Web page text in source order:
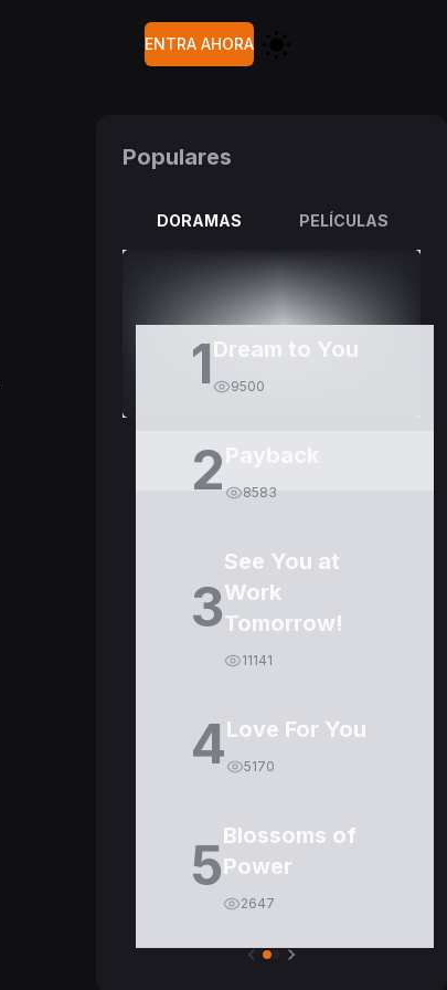
ENTRA AHORA
Populares
DORAMAS PELÍCULAS
1Dream to You
9500
2 8583
3
See You at
Work
Tomorrow!
11141
4Love For You
5170
5Blossoms of
Power
2647